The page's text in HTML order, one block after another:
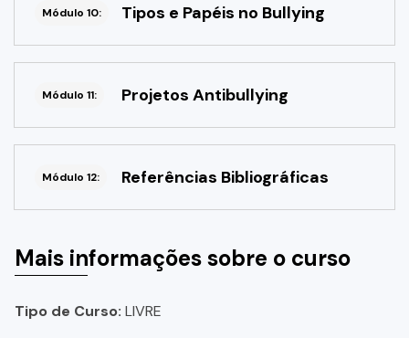
Módulo 10: Tipos e Papéis no Bullying
Módulo 11: Projetos Antibullying
Módulo 12: Referências Bibliográficas
Mais informações sobre o curso
Tipo de Curso: LIVRE